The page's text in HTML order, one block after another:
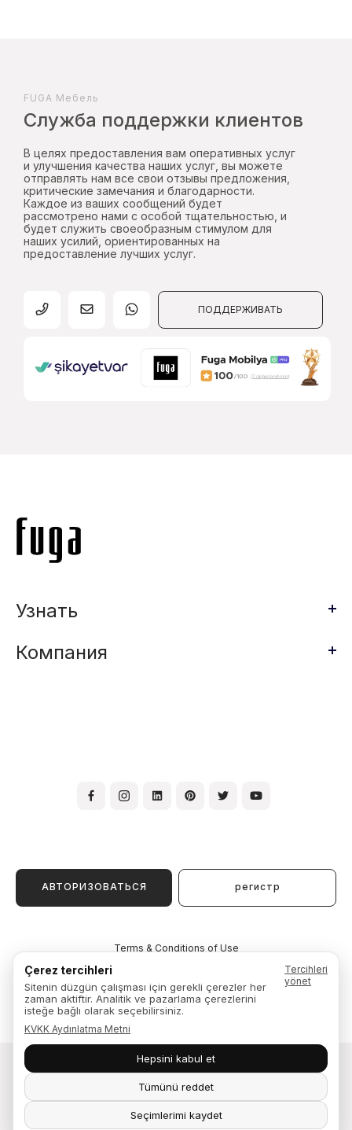
Çerez tercihleri
Sitenin düzgün çalışması için gerekli çerezler her
zaman aktiftir. Analitik ve pazarlama çerezlerini
isteğe bağlı olarak seçebilirsiniz.
KVKK Aydınlatma Metni
Tercihleri
yönet
Hepsini kabul et
Tümünü reddet
Seçimlerimi kaydet
FUGA Mебель
Служба поддержки клиентов
В целях предоставления вам оперативных услуг
и улучшения качества наших услуг, вы можете
отправлять нам все свои отзывы предложения,
критические замечания и благодарности.
Каждое из ваших сообщений будет
рассмотрено нами с особой тщательностью, и
будет служить своеобразным стимулом для
наших усилий, ориентированных на
предоставление лучших услуг.
ПОДДЕРЖИВАТЬ
Узнать
Компания
АВТОРИЗОВАТЬСЯ регистр
Terms & Conditions of Use
Privacy Policy
Магазины
Служба
Карьера